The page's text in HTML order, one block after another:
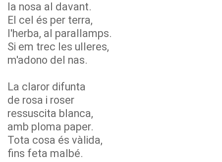
la nosa al davant.
El cel és per terra,
l'herba, al parallamps.
Si em trec les ulleres,
m'adono del nas.
La claror difunta
de rosa i roser
ressuscita blanca,
amb ploma paper.
Tota cosa és vàlida,
fins feta malbé.